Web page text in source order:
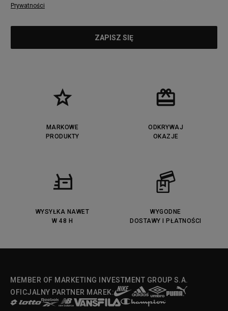
Prywatności
MARKOWE
PRODUKTY
ODKRYWAJ
OKAZJE
WYSYŁKA NAWET
W 48 H
WYGODNE
DOSTAWY I PŁATNOŚCI
MEMBER OF MARKETING INVESTMENT GROUP S.A.
OFICJALNY PARTNER MAREK: